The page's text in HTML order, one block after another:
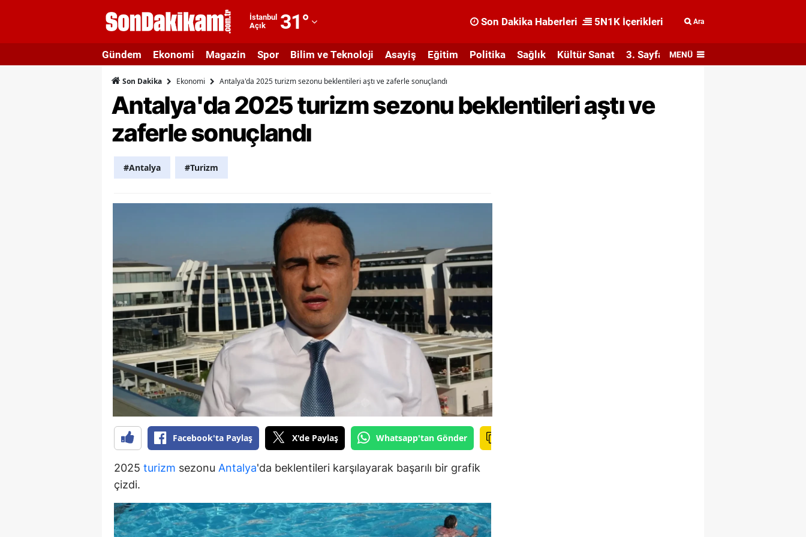
İstanbul
Açık
31°
Adıyaman
Afyonkarahisar
Ağrı
Amasya
Aydın
Balıkesir
Bilecik
Bingöl
Bitlis
Bolu
Burdur
Çanakkale
Çankırı
Denizli
Diyarbakır
Son Dakika Haberleri 5N1K İçerikleri Ara
Gündem Ekonomi Magazin Spor Bilim ve Teknoloji Asayiş Eğitim Politika Sağlık Kültür Sanat 3. Sayfa MENÜ
Son Dakika Ekonomi Antalya'da 2025 turizm sezonu beklentileri aştı ve zaferle sonuçlandı
Antalya'da 2025 turizm sezonu beklentileri aştı ve
zaferle sonuçlandı
#Antalya #Turizm
Facebook'ta Paylaş X'de Paylaş Whatsapp'tan Gönder
2025 turizm sezonu Antalya'da beklentileri karşılayarak başarılı bir grafik
çizdi.